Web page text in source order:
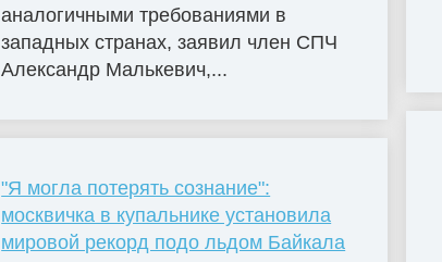
аналогичными требованиями в
западных странах, заявил член СПЧ
Александр Малькевич,...
"Я могла потерять сознание":
москвичка в купальнике установила
мировой рекорд подо льдом Байкала